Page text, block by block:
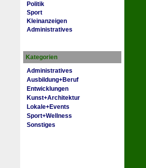
Politik
Sport
Kleinanzeigen
Administratives
Kategorien
Administratives
Ausbildung+Beruf
Entwicklungen
Kunst+Architektur
Lokale+Events
Sport+Wellness
Sonstiges